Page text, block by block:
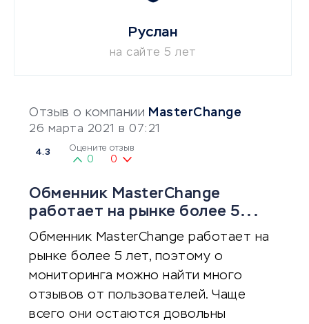
Отзыв о компании MasterChange
26 марта 2021 в 07:21
4.3 Оцените отзыв
0 0
Обменник MasterChange
работает на рынке более 5...
Обменник MasterChange работает на
рынке более 5 лет, поэтому о
мониторинга можно найти много
отзывов от пользователей. Чаще
всего они остаются довольны
Руслан
на сайте 5 лет